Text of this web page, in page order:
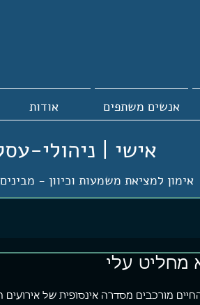
אנשים משתפים אודות
אישי | ניהולי-
אימון למציאת משמעות וכיוון -
מחליט עלי
מורכבים מסדרה אינסופית של